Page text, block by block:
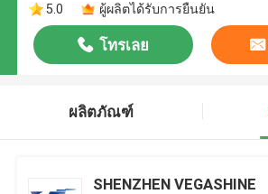
5.0
ผู้ผลิตได้รับการยืนยัน
โทรเลย
ผลิตภัณฑ์
SHENZHEN VEGASHINE